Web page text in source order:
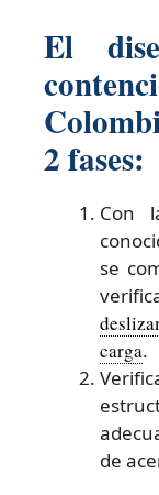
El
2 fases:
Con
se
carga.
de